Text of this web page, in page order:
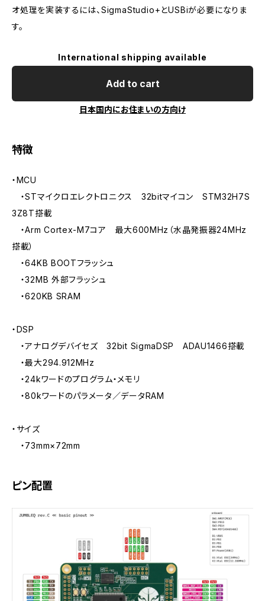
オ処理を実装するには、SigmaStudio+とUSBiが必要になりま
す。
International shipping available
Add to cart
日本国内にお住まいの方向け
特徴
・MCU
・STマイクロエレクトロニクス 32bitマイコン STM32H7S
3Z8T搭載
・Arm Cortex-M7コア 最大600MHz（水晶発振器24MHz
搭載）
・64KB BOOTフラッシュ
・32MB 外部フラッシュ
・620KB SRAM
・DSP
・アナログデバイセズ 32bit SigmaDSP ADAU1466搭載
・最大294.912MHz
・24kワードのプログラム・メモリ
・80kワードのパラメータ／データRAM
・サイズ
・73mm×72mm
ピン配置